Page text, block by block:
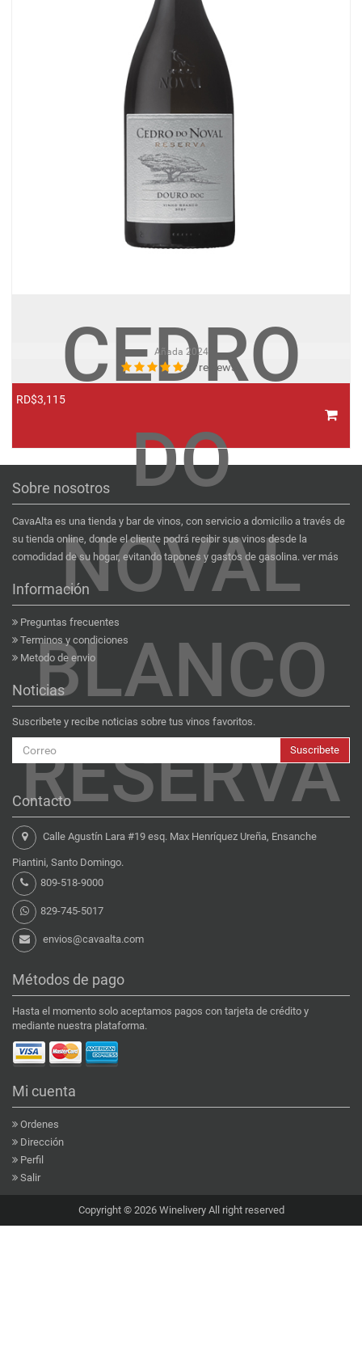
BLANCO
CEDRO
DO
NOVAL
BLANCO
RESERVA
Añada 2024
(0 reviews)
RD$3,115
Sobre nosotros
CavaAlta es una tienda y bar de vinos, con servicio a domicilio a través de
su tienda online, donde el cliente podrá recibir sus vinos desde la
comodidad de su hogar, evitando tapones y gastos de gasolina. ver más
Información
Preguntas frecuentes
Terminos y condiciones
Metodo de envio
Noticias
Suscribete y recibe noticias sobre tus vinos favoritos.
Suscribete
Contacto
Calle Agustín Lara #19 esq. Max Henríquez Ureña, Ensanche
Piantini, Santo Domingo.
809-518-9000
829-745-5017
envios@cavaalta.com
Métodos de pago
Hasta el momento solo aceptamos pagos con tarjeta de crédito y
mediante nuestra plataforma.
Mi cuenta
Ordenes
Dirección
Perfil
Salir
Copyright © 2026 Winelivery All right reserved